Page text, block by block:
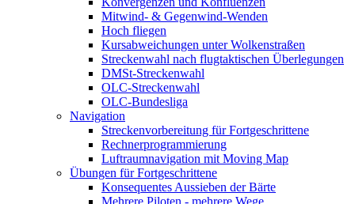
Mitwind- & Gegenwind-Wenden
Hoch fliegen
Kursabweichungen unter Wolkenstraßen
Streckenwahl nach flugtaktischen Überlegungen
DMSt-Streckenwahl
OLC-Streckenwahl
OLC-Bundesliga
Navigation
Streckenvorbereitung für Fortgeschrittene
Rechnerprogrammierung
Luftraumnavigation mit Moving Map
Übungen für Fortgeschrittene
Konsequentes Aussieben der Bärte
Mehrere Piloten - mehrere Wege